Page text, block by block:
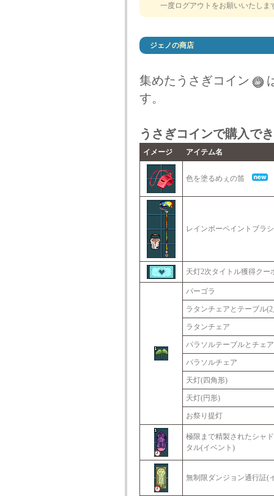
一度ログアウトをお願いいたしま
ジェノの商店
集めたうさぎコイン
す。
うさぎコインで購入で
イメージ アイテム名
色を塗るめぇの笛
レインボーペイントブ
天灯2次タイトル獲得ク
パーゴラ
ラタンチェアとテーブル(2
ラタンチェア
パラソルテーブルとチェア
パラソルチェア
天灯(四角形)
天灯(円形)
お祭り提灯
極限まで精製されたシャ
タル(イベント)
無制限ダンジョン通行証(